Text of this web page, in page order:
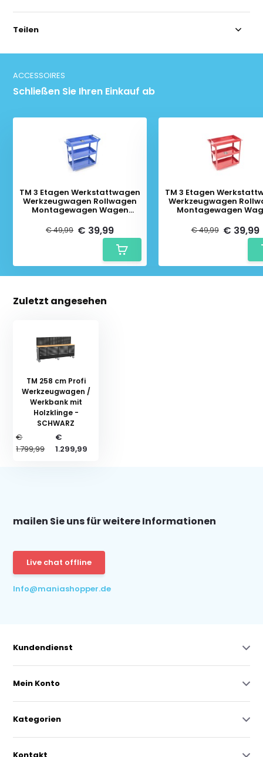
Teilen
ACCESSOIRES
Schließen Sie Ihren Einkauf ab
TM 3 Etagen Werkstattwagen
Werkzeugwagen Rollwagen
Montagewagen Wagen
€ 49,99 € 39,99
TM 3 Etagen
Werkzeugwagen
Montagewagen
€ 49,99 € 39,99
Zuletzt angesehen
TM 258 cm Profi
Werkzeugwagen /
Werkbank mit
Holzklinge -
SCHWARZ
€
1.799,99
€
1.299,99
mailen Sie uns für weitere Informationen
Live chat offline
Info@maniashopper.de
Kundendienst
Mein Konto
Kategorien
Kontakt